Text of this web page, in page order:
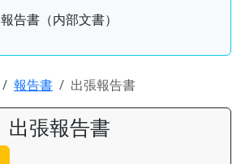
報告書（内部文書）
報告書 出張報告書
出張報告書